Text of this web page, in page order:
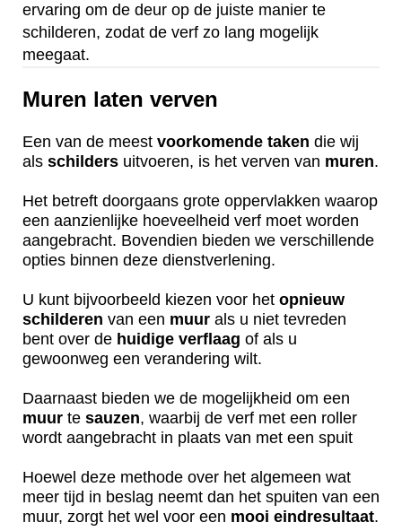
ervaring om de deur op de juiste manier te
schilderen, zodat de verf zo lang mogelijk
meegaat.
Muren laten verven
Een van de meest voorkomende taken die wij
als schilders uitvoeren, is het verven van muren.
Het betreft doorgaans grote oppervlakken waarop
een aanzienlijke hoeveelheid verf moet worden
aangebracht. Bovendien bieden we verschillende
opties binnen deze dienstverlening.
U kunt bijvoorbeeld kiezen voor het opnieuw
schilderen van een muur als u niet tevreden
bent over de huidige verflaag of als u
gewoonweg een verandering wilt.
Daarnaast bieden we de mogelijkheid om een
muur te sauzen, waarbij de verf met een roller
wordt aangebracht in plaats van met een spuit
Hoewel deze methode over het algemeen wat
meer tijd in beslag neemt dan het spuiten van een
muur, zorgt het wel voor een mooi eindresultaat.